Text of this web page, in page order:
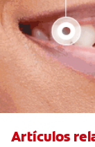
Artículos